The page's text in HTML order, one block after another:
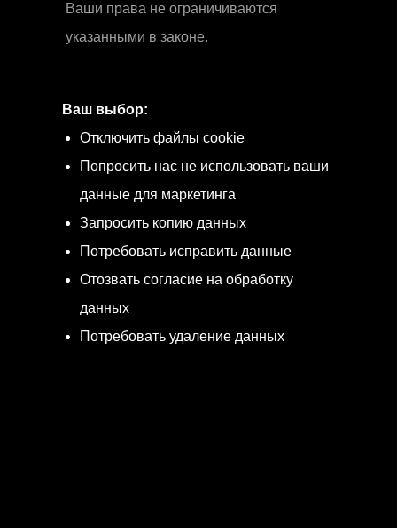
Ваш выбор:
Отключить файлы cookie
Попросить нас не использовать ваши
данные для маркетинга
Запросить копию данных
Потребовать исправить данные
Отозвать согласие на обработку
данных
Потребовать удаление данных
Ваши права не ограничиваются
указанными в законе.